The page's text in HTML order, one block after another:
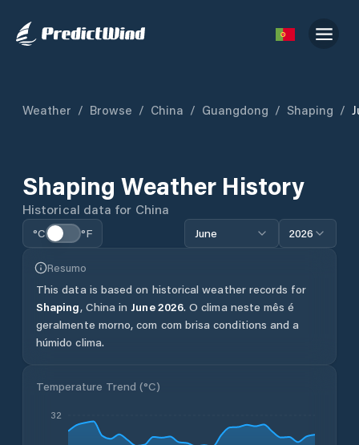
Weather / Browse / China / Guangdong / Shaping /
Shaping Weather History
Historical data for China
°C °F June 2026
Resumo
This data is based on historical weather records for
Shaping, China in June2026.O clima neste mês é
geralmente morno, com com brisa conditions and a
húmido clima.
Temperature Trend (°C)
32